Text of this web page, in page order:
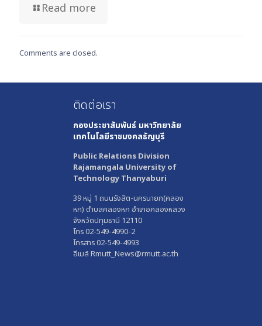
Read more
Comments are closed.
ติดต่อเรา
กองประชาสัมพันธ์ มหาวิทยาลัย
เทคโนโลยีราชมงคลธัญบุรี
Public Relations Division
Rajamangala University of
Technology Thanyaburi
39 หมู่ 1 ถนนรังสิต-นครนายก(คลอง
หก) ตำบลคลองหก อำเภอคลองหลวง
จังหวัดปทุมธานี 12110
โทร 02-549-4990-2
โทรสาร 02-549-4993
อีเมล์ Rmutt_News@rmutt.ac.th